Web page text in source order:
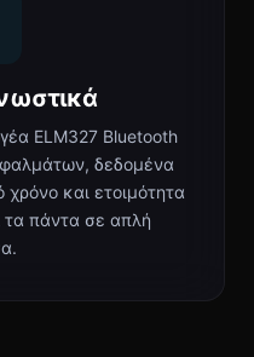
ELM327 Bluetooth
δεδομένα
και ετοιμότητα
πάντα σε απλή